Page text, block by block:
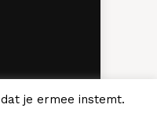
je ermee instemt.